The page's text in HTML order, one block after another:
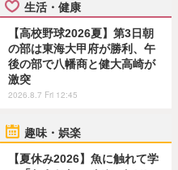
生活・健康
【高校野球2026夏】第3日朝
の部は東海大甲府が勝利、午
後の部で八幡商と健大高崎が
激突
2026.8.7 Fri 12:45
趣味・娯楽
【夏休み2026】魚に触れて学